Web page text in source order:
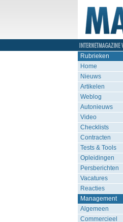
Rubrieken
Home
Nieuws
Artikelen
Weblog
Autonieuws
Video
Checklists
Contracten
Tests & Tools
Opleidingen
Persberichten
Vacatures
Reacties
Management
Algemeen
Commercieel